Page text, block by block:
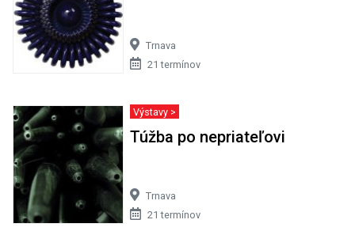
Trnava
21 termínov
Výstavy >
Túžba po nepriateľovi
Trnava
21 termínov